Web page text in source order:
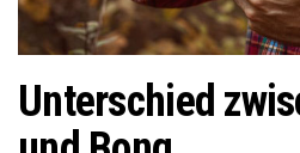
Unterschied